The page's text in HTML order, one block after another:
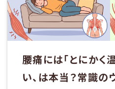
腰痛には「とにかく
い、は本当？常識の